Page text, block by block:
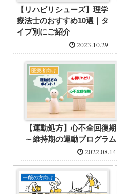
【リハビリシューズ】理学
療法士のおすすめ10選｜タ
イプ別にご紹介
2023.10.29
医療者向け
【運動処方】心不全回復期
～維持期の運動プログラム
2022.08.14
一般の方向け